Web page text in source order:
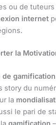
ou de
internet
la
de
story du
la
le pari de